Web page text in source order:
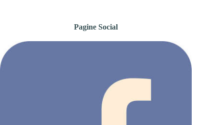
Pagine Social